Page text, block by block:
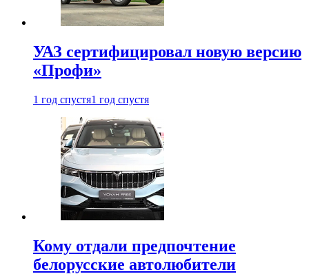
УАЗ сертифицировал новую версию
«Профи»
1 год спустя1 год спустя
Кому отдали предпочтение
белорусские автолюбители